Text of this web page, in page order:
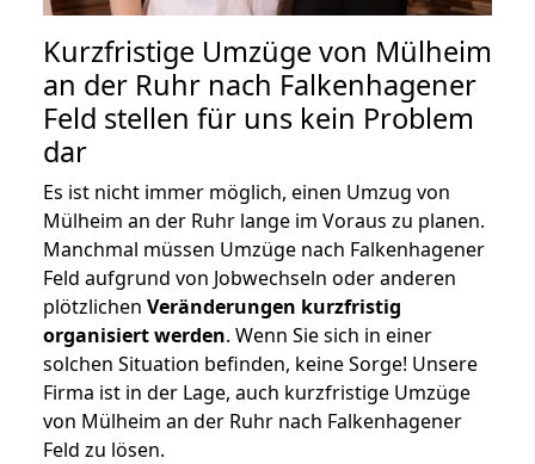
Kurzfristige Umzüge von Mülheim
an der Ruhr nach Falkenhagener
Feld stellen für uns kein Problem
dar
Es ist nicht immer möglich, einen Umzug von
Mülheim an der Ruhr lange im Voraus zu planen.
Manchmal müssen Umzüge nach Falkenhagener
Feld aufgrund von Jobwechseln oder anderen
plötzlichen Veränderungen kurzfristig
organisiert werden. Wenn Sie sich in einer
solchen Situation befinden, keine Sorge! Unsere
Firma ist in der Lage, auch kurzfristige Umzüge
von Mülheim an der Ruhr nach Falkenhagener
Feld zu lösen.